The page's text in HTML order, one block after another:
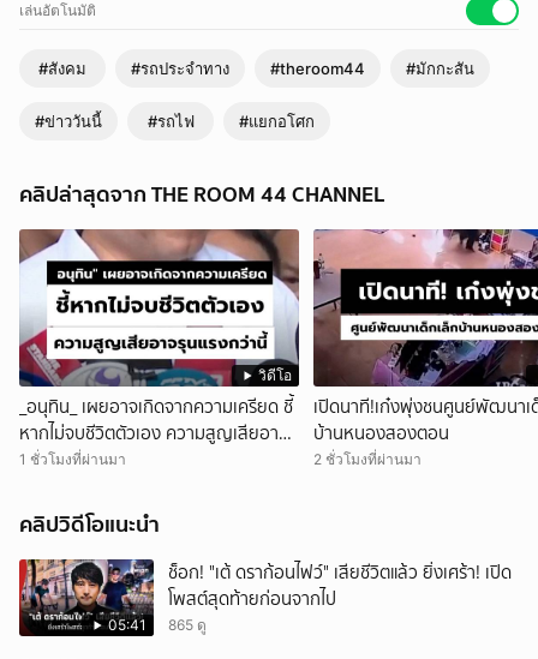
เล่นอัตโนมัติ
#สังคม #รถประจำทาง #theroom44 #มักกะสัน
#ข่าววันนี้ #รถไฟ #แยกอโศก
คลิปล่าสุดจาก THE ROOM 44 CHANNEL
วิดีโอ
_อนุทิน_ เผยอาจเกิดจากความเครียด ชี้
หากไม่จบชีวิตตัวเอง ความสูญเสียอาจ
รุนแรงกว่านี้
1 ชั่วโมงที่ผ่านมา
เปิดนาที!เก๋งพุ่งชนศูนย์พัฒนาเ
บ้านหนองสองตอน
2 ชั่วโมงที่ผ่านมา
คลิปวิดีโอแนะนำ
05:41
ช็อก! "เต้ ดราก้อนไฟว์" เสียชีวิตแล้ว ยิ่งเศร้า! เปิด
โพสต์สุดท้ายก่อนจากไป
865 ดู